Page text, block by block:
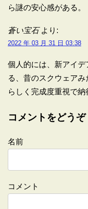
ら謎の安心感がある。
蒼い宝石 より:
2022 年 03 月 31 日 03:38
個人的には、新アイ
る、昔のスクウェア
らしく完成度重視で納
コメントをどうぞ
名前
コメント